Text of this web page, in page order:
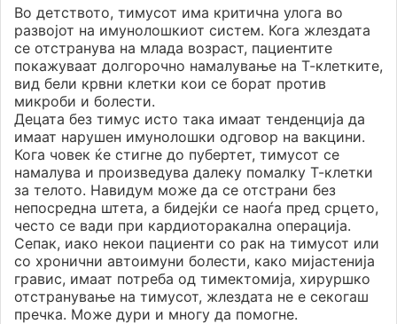
Во детството, тимусот има критична улога во
развојот на имунолошкиот систем. Кога жлездата
се отстранува на млада возраст, пациентите
покажуваат долгорочно намалување на Т-клетките,
вид бели крвни клетки кои се борат против
микроби и болести.
Децата без тимус исто така имаат тенденција да
имаат нарушен имунолошки одговор на вакцини.
Кога човек ќе стигне до пубертет, тимусот се
намалува и произведува далеку помалку Т-клетки
за телото. Навидум може да се отстрани без
непосредна штета, а бидејќи се наоѓа пред срцето,
често се вади при кардиоторакална операција.
Сепак, иако некои пациенти со рак на тимусот или
со хронични автоимуни болести, како мијастенија
гравис, имаат потреба од тимектомија, хируршко
отстранување на тимусот, жлездата не е секогаш
пречка. Може дури и многу да помогне.